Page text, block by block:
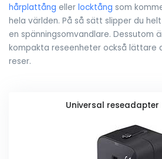
hårplattång eller locktång som
hela världen. På så sätt slipper du
en spänningsomvandlare. Dessutom
kompakta reseenheter också lättare
reser.
Universal